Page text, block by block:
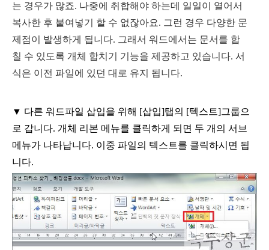
는 경우가 많죠. 나중에 취합해야 하는데 일일이 열어서
복사한 후 붙여넣기 할 수 없잖아요. 그런 경우 다양한 문
제점이 발생하게 됩니다. 그래서 워드에서는 문서를 합
칠 수 있도록 개체 합치기 기능을 제공하고 있습니다. 서
식은 이전 파일에 있던 대로 유지 됩니다.
▼ 다른 워드파일 삽입을 위해 [삽입]탭의 [텍스트]그룹으
로 갑니다. 개체 리본 메뉴를 클릭하게 되면 두 개의 서브
메뉴가 나타납니다. 이중 파일의 텍스트를 클릭하시면 됩
니다.